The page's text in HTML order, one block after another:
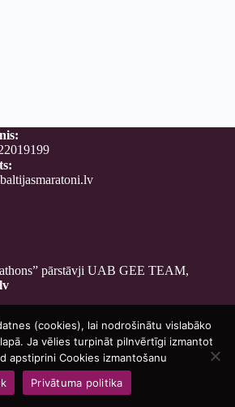
pārstāvji UAB GEE TEAM,
- Baltijasmaratoni.lv
(cookies), lai nodrošinātu vislabāko
Ja vēlies turpināt pilnvērtīgi izmantot
apstiprini Cookies izmantošanu
Privātuma politika